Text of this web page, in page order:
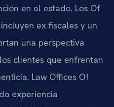
en el estado. Los Of
ex fiscales y un
una perspectiva
clientes que enfrentan
Law Offices Of
experiencia